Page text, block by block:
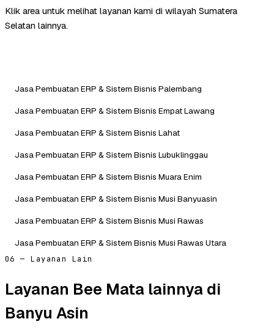
Klik area untuk melihat layanan kami di wilayah Sumatera
Selatan lainnya.
Jasa Pembuatan ERP & Sistem Bisnis Palembang
Jasa Pembuatan ERP & Sistem Bisnis Empat Lawang
Jasa Pembuatan ERP & Sistem Bisnis Lahat
Jasa Pembuatan ERP & Sistem Bisnis Lubuklinggau
Jasa Pembuatan ERP & Sistem Bisnis Muara Enim
Jasa Pembuatan ERP & Sistem Bisnis Musi Banyuasin
Jasa Pembuatan ERP & Sistem Bisnis Musi Rawas
Jasa Pembuatan ERP & Sistem Bisnis Musi Rawas Utara
06 — Layanan Lain
Layanan Bee Mata lainnya di
Banyu Asin